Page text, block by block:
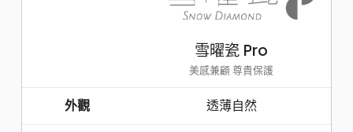
雪曜瓷 Pro
美感兼顧 尊貴保護
外觀 透薄自然